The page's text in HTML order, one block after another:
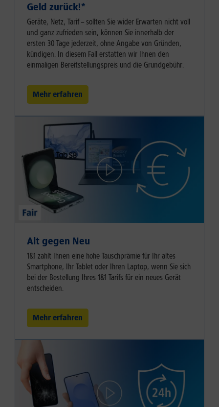
Geld zurück!⁠*
Geräte, Netz, Tarif – sollten Sie wider Erwarten nicht voll
und ganz zufrieden sein, können Sie innerhalb der
ersten 30 Tage jederzeit, ohne Angabe von Gründen,
kündigen. In diesem Fall erstatten wir Ihnen den
einmaligen Bereitstellungspreis und die Grundgebühr.
Mehr erfahren
Alt gegen Neu
1&1 zahlt Ihnen eine hohe Tauschprämie für Ihr altes
Smartphone, Ihr Tablet oder Ihren Laptop, wenn Sie sich
bei der Bestellung Ihres 1&1 Tarifs für ein neues Gerät
entscheiden.
Mehr erfahren